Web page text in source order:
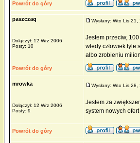
Powrót do góry
paszczaq
Dołączył: 12 Wrz 2006
Posty: 10
Wysłany: Wto Lis
Jestem przeciw,
wtedy człowiek
albo zrobieniu
Powrót do góry
mrowka
Dołączył: 12 Wrz 2006
Posty: 9
Wysłany: Wto Lis
Jestem za
system nowych
Powrót do góry